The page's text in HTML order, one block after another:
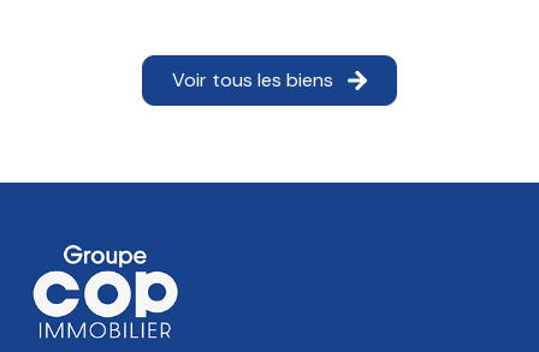
06 88 05 05 55
tomasfevrier@hotmail.fr
accueilcop@gmail.com
50 rue Moxouris,